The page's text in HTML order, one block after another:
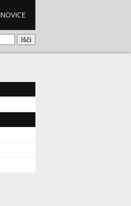
NOVICE